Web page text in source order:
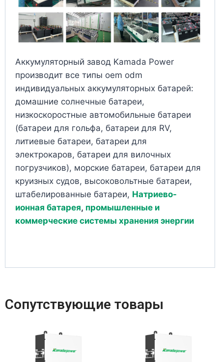
Аккумуляторный завод Kamada Power
производит все типы oem odm
индивидуальных аккумуляторных батарей:
домашние солнечные батареи,
низкоскоростные автомобильные батареи
(батареи для гольфа, батареи для RV,
литиевые батареи, батареи для
электрокаров, батареи для вилочных
погрузчиков), морские батареи, батареи для
круизных судов, высоковольтные батареи,
штабелированные батареи, Натриево-
ионная батарея, промышленные и
коммерческие системы хранения энергии
Сопутствующие товары